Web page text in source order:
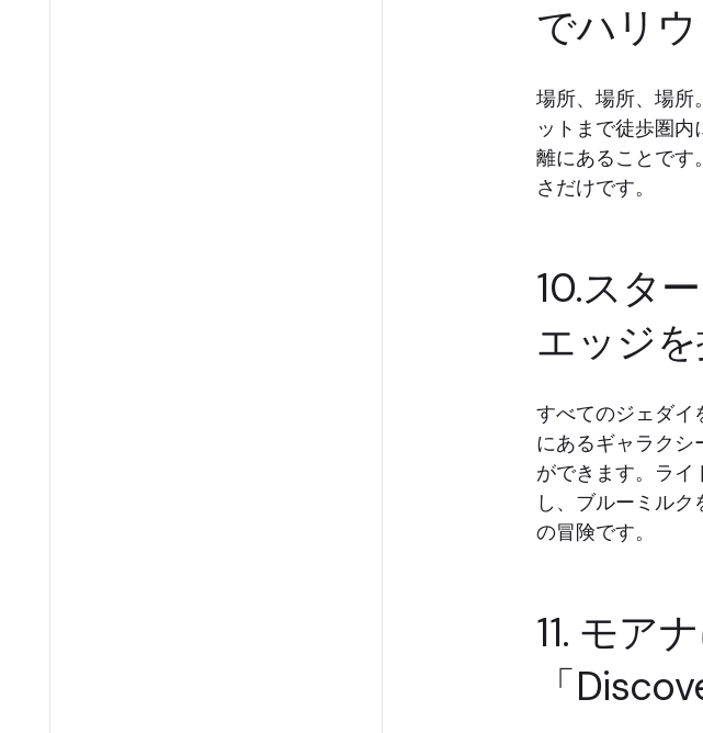
でハリ
場所、場所、場所
ットまで徒歩圏
離にあることです
さだけです。
10.スタ
エッジ
すべてのジェダイ
にあるギャラクシ
ができます。ラ
し、ブルーミル
の冒険です。
11. モア
「